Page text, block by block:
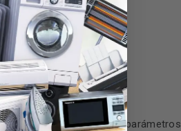
la lavadora adapta estos